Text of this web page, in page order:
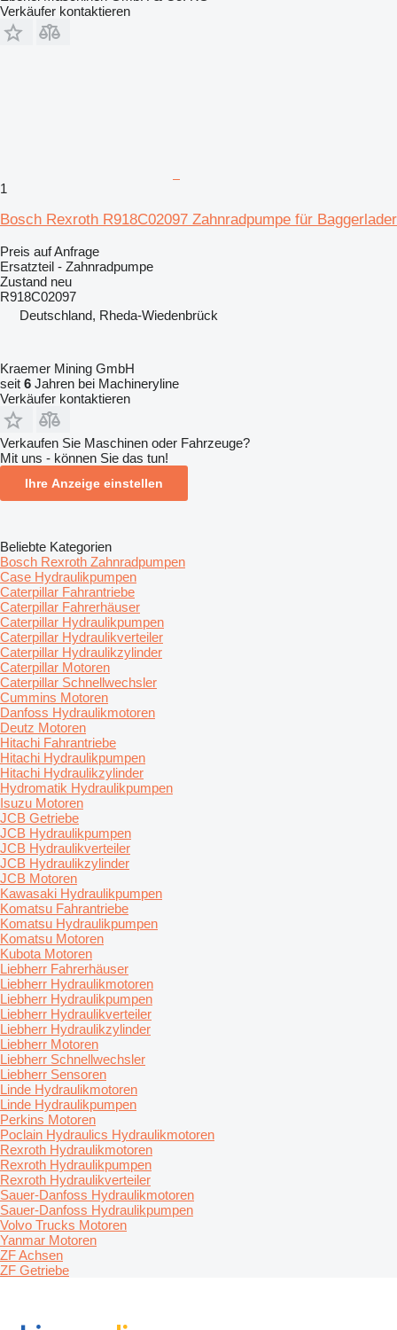
Verkäufer kontaktieren
1
Bosch Rexroth R918C02097 Zahnradpumpe für Baggerlader
Preis auf Anfrage
Ersatzteil - Zahnradpumpe
Zustand neu
R918C02097
Deutschland, Rheda-Wiedenbrück
Kraemer Mining GmbH
seit 6 Jahren bei Machineryline
Verkäufer kontaktieren
Verkaufen Sie Maschinen oder Fahrzeuge?
Mit uns - können Sie das tun!
Ihre Anzeige einstellen
Beliebte Kategorien
Bosch Rexroth Zahnradpumpen
Case Hydraulikpumpen
Caterpillar Fahrantriebe
Caterpillar Fahrerhäuser
Caterpillar Hydraulikpumpen
Caterpillar Hydraulikverteiler
Caterpillar Hydraulikzylinder
Caterpillar Motoren
Caterpillar Schnellwechsler
Cummins Motoren
Danfoss Hydraulikmotoren
Deutz Motoren
Hitachi Fahrantriebe
Hitachi Hydraulikpumpen
Hitachi Hydraulikzylinder
Hydromatik Hydraulikpumpen
Isuzu Motoren
JCB Getriebe
JCB Hydraulikpumpen
JCB Hydraulikverteiler
JCB Hydraulikzylinder
JCB Motoren
Kawasaki Hydraulikpumpen
Komatsu Fahrantriebe
Komatsu Hydraulikpumpen
Komatsu Motoren
Kubota Motoren
Liebherr Fahrerhäuser
Liebherr Hydraulikmotoren
Liebherr Hydraulikpumpen
Liebherr Hydraulikverteiler
Liebherr Hydraulikzylinder
Liebherr Motoren
Liebherr Schnellwechsler
Liebherr Sensoren
Linde Hydraulikmotoren
Linde Hydraulikpumpen
Perkins Motoren
Poclain Hydraulics Hydraulikmotoren
Rexroth Hydraulikmotoren
Rexroth Hydraulikpumpen
Rexroth Hydraulikverteiler
Sauer-Danfoss Hydraulikmotoren
Sauer-Danfoss Hydraulikpumpen
Volvo Trucks Motoren
Yanmar Motoren
ZF Achsen
ZF Getriebe